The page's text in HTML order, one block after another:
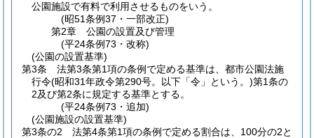
公園施設で有料で利用させるものをいう。
(昭51条例37・一部改正)
第2章
公園の設置及び管理
(平24条例73・改称)
(公園の設置基準)
第3条
法第3条第1項の条例で定める基準は、都市公園法施
行令(昭和31年政令第290号。以下「令」という。)第1条の
2及び第2条に規定する基準とする。
(平24条例73・追加)
(公園施設の設置基準)
第3条の2
法第4条第1項の条例で定める割合は、100分の2と